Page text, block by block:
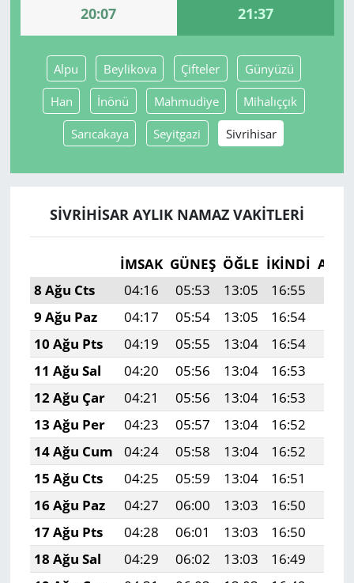
20:07 21:37
Alpu Beylikova Çifteler Günyüzü
Han İnönü Mahmudiye Mihalıççık
Sarıcakaya Seyitgazi Sivrihisar
SIVRIHISAR AYLIK NAMAZ VAKITLERI
İMSAK GÜNEŞ ÖĞLE İKINDI
8 Ağu Cts
04:16 05:53 13:05 16:55
9 Ağu Paz
04:17 05:54 13:05 16:54
10 Ağu Pts
04:19 05:55 13:04 16:54
11 Ağu Sal
04:20 05:56 13:04 16:53
12 Ağu Çar
04:21 05:56 13:04 16:53
13 Ağu Per
04:23 05:57 13:04 16:52
14 Ağu Cum
04:24 05:58 13:04 16:52
15 Ağu Cts
04:25 05:59 13:04 16:51
16 Ağu Paz
04:27 06:00 13:03 16:50
17 Ağu Pts
04:28 06:01 13:03 16:50
18 Ağu Sal
04:29 06:02 13:03 16:49
Yerel